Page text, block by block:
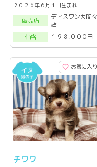
２０２６年６月１日生まれ
販売店
ディスワン大間々
店
価格
１９８,０００円
お気に入り
チワワ